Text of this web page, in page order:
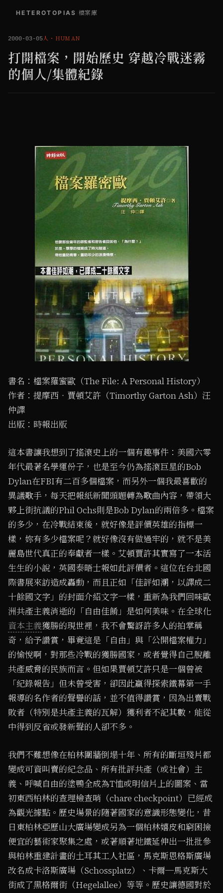
HETEROTOPIAS 檔案庫
2000-03-05人 ・ HUMAN
打開檔案，開始歷史 穿越冷戰迷霧
的個人/集體紀錄
書名：檔案羅蜜歐（The File: A Personal History）
作者：提摩西‧賈頓艾許（Timorthy Garton Ash）汪
仲譯
出版：時報出版
這本書讓我想到了搖滾史上的一個有趣事件：美國六零
年代最著名學運份子，也是至今仍為搖滾巨星的Bob
Dylan在FBI有二百多個檔案，而另外一個我最喜歡的
異議歌手，每天把報紙新聞頭題轉為歌曲內容，帶領大
夥上街抗議的Phil Ochs則是Bob Dylan的兩倍多。檔案
的多少，在冷戰結束後，就好像是評價英雄的指標一
樣，妳有多少檔案呢？就好像沒有做過牢的，就不是美
麗島世代真正的奉獻者一樣。艾頓賈許其實寫了一本活
生生的小說，英國泰晤士報如此評價者。這位在台北國
際書展來訪造成轟動，而且正如「佳評如潮，以譯成二
十餘國文字」的封面介紹文字一樣，重新為我們回味歐
洲共產主義消逝的「自由佳餚」是如何美味。在全球化
資本主義獲勝的現世裡，我不會驚訝許多人的拍掌稱
奇，給予讚賞，畢竟這是「自由」與「公開檔案權力」
的愉悅啊，對那些冷戰的獲勝國家，或者覺得自己脫離
共產威脅的民族而言。但如果賈頓艾許只是一個曾被
「紀錄報告」但未曾受害，卻因此贏得探索鐵幕第一手
報導的名作者的聲譽的話，並不值得讚賞，因為出賣戰
敗者（特別是共產主義的瓦解）獲利者不記其數，能從
中得到反省或發新聲的人卻不多。
我們不難想像在柏林圍牆倒塌十年、所有的斷垣殘片都
變成可資叫賣的紀念品、所有批評共產（或社會）主
義、呼喊自由的塗鴨全成為T恤或明信片上的圖案、當
初東西柏林的查理檢查哨（chare checkpoint）已經成
為觀光據點。歷史場景的隨著國家的意識形態變化，昔
日東柏林亞歷山大廣場變成另為一個柏林嬉皮和窮困撿
便宜的藝術家聚集之處，或著順著地鐵延伸出一批批參
與柏林重建計畫的土耳其工人社區，馬克斯恩格斯廣場
改名成卡洛斯廣場（Schossplatz）、卡爾─馬克斯大
街成了黑格爾街（Hegelallee）等等。歷史讓德國對於